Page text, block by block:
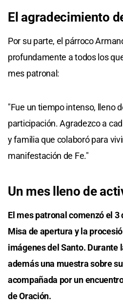
El agradecimiento
Por su parte, el párroco
profundamente a todos los
mes patronal:
"Fue un tiempo intenso, lleno
participación. Agradezco a
y familia que colaboró para
manifestación de Fe."
Un mes lleno de
El mes patronal comenzó el 3
Misa de apertura y la
imágenes del Santo. Durante
además una muestra sobre
acompañada por un
de Oración.